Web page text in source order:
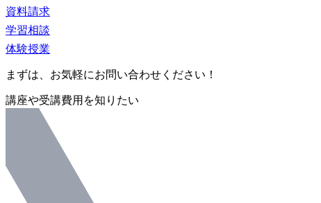
資料請求
学習相談
体験授業
まずは、お気軽にお問い合わせください！
講座や受講費用を知りたい